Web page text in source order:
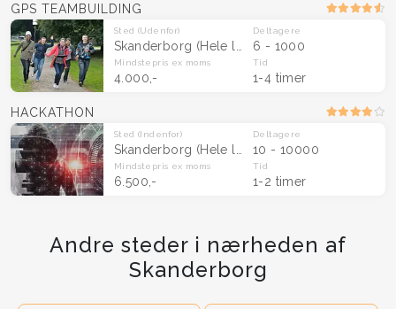
GPS TEAMBUILDING
Sted (Udenfor)
Skanderborg (Hele landet)
Deltagere
6 - 1000
Mindstepris ex moms
4.000,-
Tid
1-4 timer
HACKATHON
Sted (Indenfor)
Skanderborg (Hele landet)
Deltagere
10 - 10000
Mindstepris ex moms
6.500,-
Tid
1-2 timer
Andre steder i nærheden af
Skanderborg